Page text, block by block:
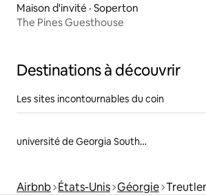
Maison d'invité · Soperton
The Pines Guesthouse
Destinations à découvrir
Les sites incontournables du coin
université de Georgia Southern
Airbnb États-Unis Géorgie